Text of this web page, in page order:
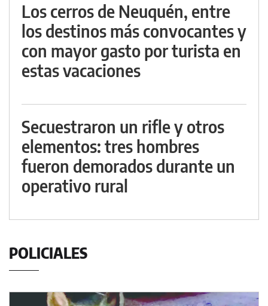
Los cerros de Neuquén, entre
los destinos más convocantes y
con mayor gasto por turista en
estas vacaciones
Secuestraron un rifle y otros
elementos: tres hombres
fueron demorados durante un
operativo rural
POLICIALES